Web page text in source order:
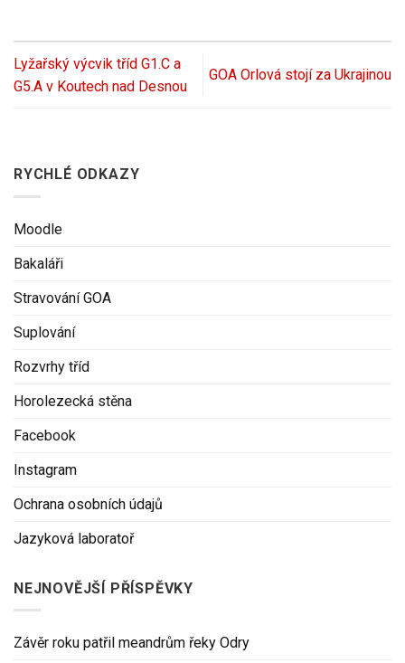
Lyžařský výcvik tříd G1.C a
G5.A v Koutech nad Desnou
GOA Orlová stojí za Ukrajinou
RYCHLÉ ODKAZY
Moodle
Bakaláři
Stravování GOA
Suplování
Rozvrhy tříd
Horolezecká stěna
Facebook
Instagram
Ochrana osobních údajů
Jazyková laboratoř
NEJNOVĚJŠÍ PŘÍSPĚVKY
Závěr roku patřil meandrům řeky Odry